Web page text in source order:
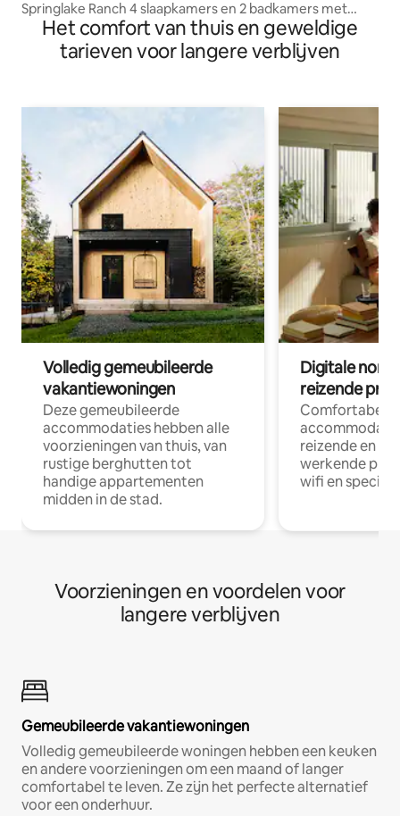
Springlake Ranch 4 slaapkamers en 2 badkamers met
kingsize bed
Het comfort van thuis en geweldige
tarieven voor langere verblijven
Volledig gemeubileerde
vakantiewoningen
Deze gemeubileerde
accommodaties hebben alle
voorzieningen van thuis, van
rustige berghutten tot
handige appartementen
midden in de stad.
Digitale
reizende
Comfortabele
reizende en
werkende
wifi en
Voorzieningen en voordelen voor
langere verblijven
Gemeubileerde vakantiewoningen
Volledig gemeubileerde woningen hebben een keuken
en andere voorzieningen om een maand of langer
comfortabel te leven. Ze zijn het perfecte alternatief
voor een onderhuur.